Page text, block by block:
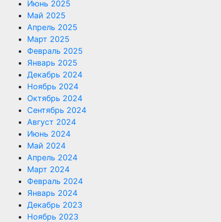
Июнь 2025
Май 2025
Апрель 2025
Март 2025
Февраль 2025
Январь 2025
Декабрь 2024
Ноябрь 2024
Октябрь 2024
Сентябрь 2024
Август 2024
Июнь 2024
Май 2024
Апрель 2024
Март 2024
Февраль 2024
Январь 2024
Декабрь 2023
Ноябрь 2023